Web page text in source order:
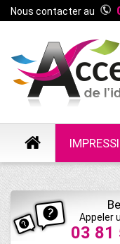
Nous contacter au
Appeler
03 81